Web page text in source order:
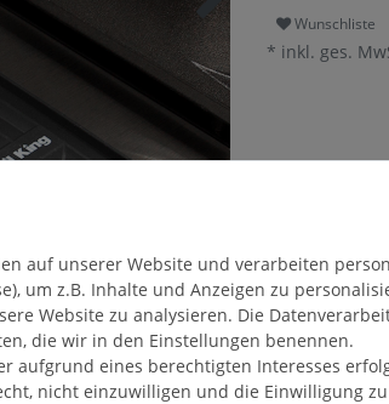
Wunschliste
* inkl. ges.
auf unserer Website und verarbeiten
um z.B. Inhalte und Anzeigen zu
Website zu analysieren. Die
die wir in den Einstellungen benennen.
aufgrund eines berechtigten Interesses
nicht einzuwilligen und die Einwilligung